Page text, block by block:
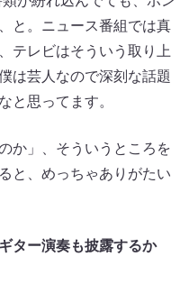
と。ニュース番組では真
テレビはそういう取り上
は芸人なので深刻な話題
と思ってます。
か」、そういうところを
と、めっちゃありがたい
ター演奏も披露するか